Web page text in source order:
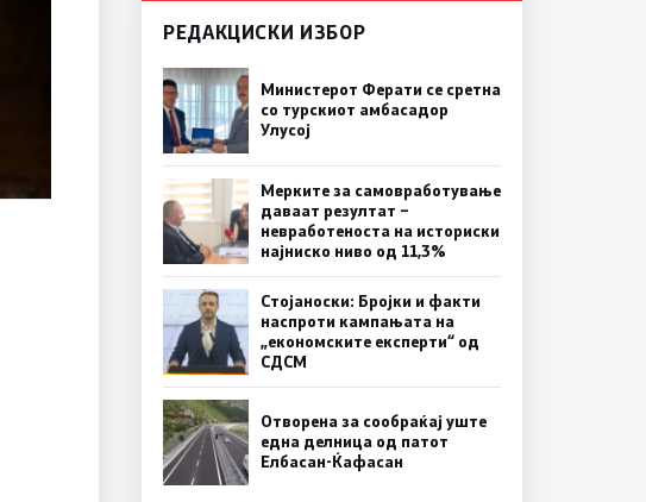
РЕДАКЦИСКИ ИЗБОР
Министерот Ферати се сретна
со турскиот амбасадор
Улусој
Мерките за самовработување
даваат резултат –
невработеноста на историски
најниско ниво од 11,3%
Стојаноски: Бројки и факти
наспроти кампањата на
„економските експерти“ од
СДСM
Отворена за сообраќај уште
една делница од патот
Елбасан-Ќафасан